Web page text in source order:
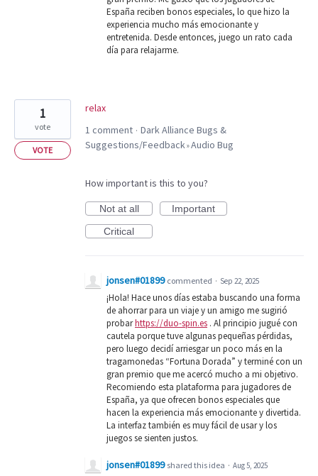
España reciben bonos especiales, lo que hizo la
experiencia mucho más emocionante y
entretenida. Desde entonces, juego un rato cada
día para relajarme.
relax
1
vote
VOTE
1 comment · Dark Alliance Bugs &
Suggestions/Feedback»Audio Bug
How important is this to you?
Not at all
Important
Critical
jonsen#01899 commented · Sep 22, 2025
¡Hola! Hace unos días estaba buscando una forma
de ahorrar para un viaje y un amigo me sugirió
probarhttps://duo-spin.es . Al principio jugué con
cautela porque tuve algunas pequeñas pérdidas,
pero luego decidí arriesgar un poco más en la
tragamonedas “Fortuna Dorada” y terminé con un
gran premio que me acercó mucho a mi objetivo.
Recomiendo esta plataforma para jugadores de
España, ya que ofrecen bonos especiales que
hacen la experiencia más emocionante y divertida.
La interfaz también es muy fácil de usar y los
juegos se sienten justos.
jonsen#01899 shared this idea · Aug 5, 2025